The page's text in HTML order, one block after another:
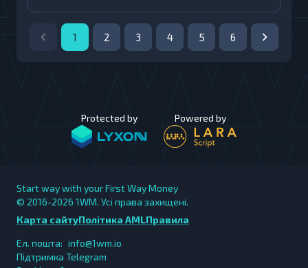
1 2 3 4 5 6
Protected by Powered by
Start way with your First Way Money
© 2016-2026 1WM. Усі права захищені.
Карта сайтуПолітика AMLПравила
Ел. пошта: info@1wm.io
Підтримка Telegram